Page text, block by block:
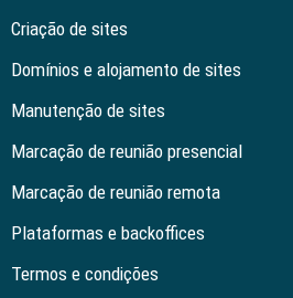
Criação de sites
Domínios e alojamento de sites
Manutenção de sites
Marcação de reunião presencial
Marcação de reunião remota
Plataformas e backoffices
Termos e condições